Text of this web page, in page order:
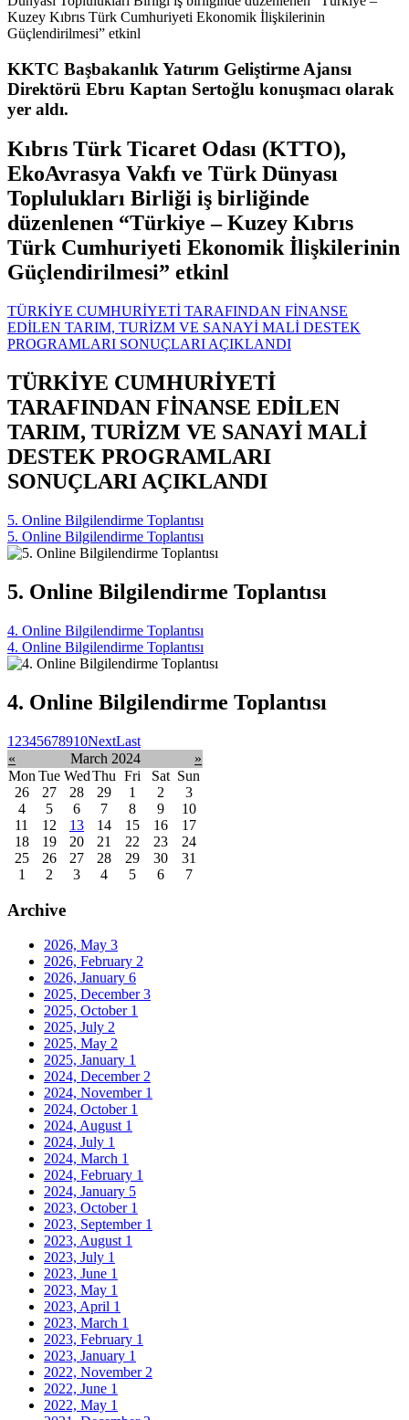
KKTC Başbakanlık Yatırım Geliştirme Ajansı
Direktörü Ebru Kaptan Sertoğlu konuşmacı olarak
yer aldı.
Kıbrıs Türk Ticaret Odası (KTTO),
EkoAvrasya Vakfı ve Türk Dünyası
Toplulukları Birliği iş birliğinde
düzenlenen “Türkiye – Kuzey Kıbrıs
Türk Cumhuriyeti Ekonomik İlişkilerinin
Güçlendirilmesi” etkinl
TÜRKİYE CUMHURİYETİ TARAFINDAN FİNANSE
EDİLEN TARIM, TURİZM VE SANAYİ MALİ DESTEK
PROGRAMLARI SONUÇLARI AÇIKLANDI
TÜRKİYE CUMHURİYETİ
TARAFINDAN FİNANSE EDİLEN
TARIM, TURİZM VE SANAYİ MALİ
DESTEK PROGRAMLARI
SONUÇLARI AÇIKLANDI
5. Online Bilgilendirme Toplantısı
5. Online Bilgilendirme Toplantısı
5. Online Bilgilendirme Toplantısı
4. Online Bilgilendirme Toplantısı
4. Online Bilgilendirme Toplantısı
4. Online Bilgilendirme Toplantısı
1 2345678910NextLast
«
March 2024
»
Mon Tue WedThu Fri Sat Sun
26
27 28 29 1 2
3
4
5 6 7 8 9
10
11
12 13 14 15 16
17
18
19 20 21 22 23
24
25
26 27 28 29 30
31
1
2 3 4 5 6 7
Archive
2026, May 3
2026, February 2
2026, January 6
2025, December3
2025, October 1
2025, July 2
2025, May 2
2025, January 1
2024, December 2
2024, November 1
2024, October 1
2024, August 1
2024, July 1
2024, March 1
2024, February 1
2024, January 5
2023, October 1
2023, September 1
2023, August 1
2023, July 1
2023, June 1
2023, May 1
2023, April 1
2023, March 1
2023, February 1
2023, January 1
2022, November 2
2022, June 1
2022, May 1